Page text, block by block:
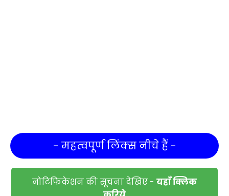
- महत्वपूर्ण लिंक्स नीचे हैं -
नोटिफिकेशन की सूचना देखिए - यहाँ क्लिक